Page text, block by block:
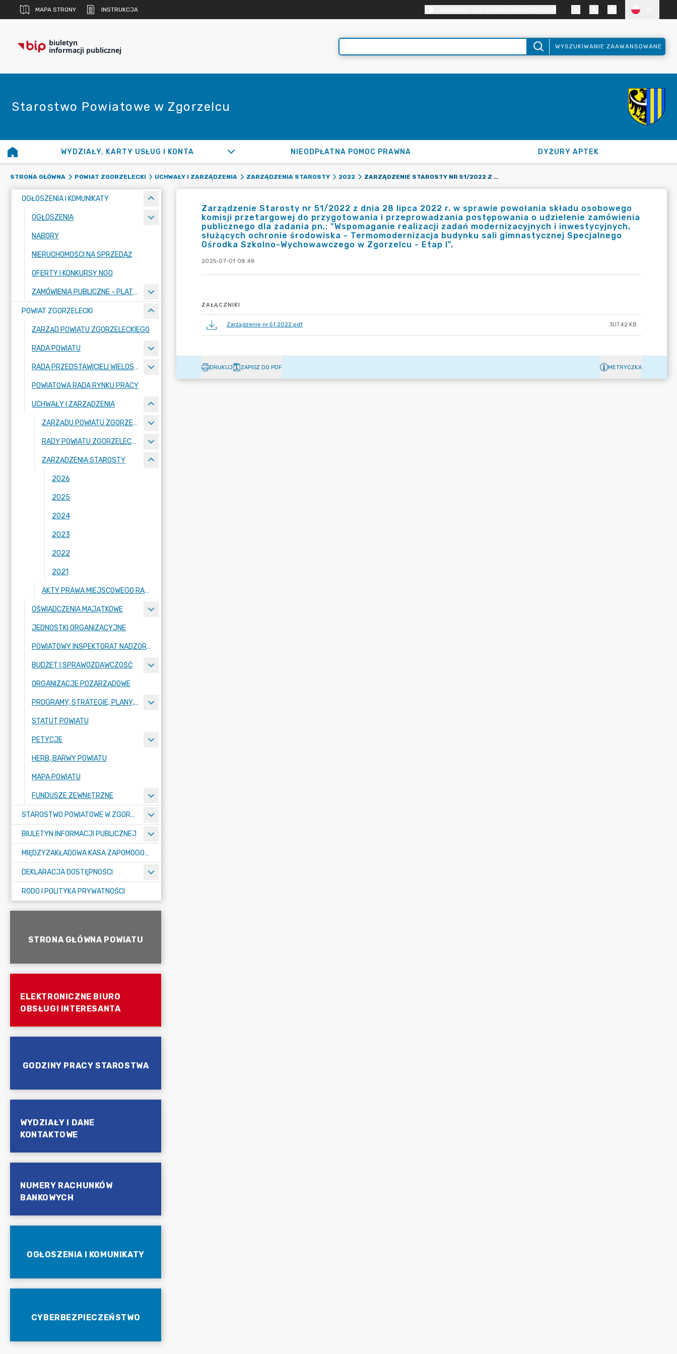
MAPA STRONY INSTRUKCJA
biuletyn
informacji publicznej WYSZUKIWANIE ZAAWANSOWANE
Starostwo Powiatowe w Zgorzelcu
WYDZIAŁY, KARTY USŁUG I KONTA NIEODPŁATNA POMOC PRAWNA DYŻURY APTEK
STRONA GŁÓWNA POWIAT ZGORZELECKI UCHWAŁY I ZARZĄDZENIA ZARZĄDZENIA STAROSTY 2022 ZARZĄDZENIE STAROSTY NR 51/2022 Z DNIA 28 LIPCA 2022 R. W SPRAWIE POWOŁANIA SKŁADU OSOBOWEGO KOMISJI PRZETARGOWEJ DO PRZYGOTOWANIA I PRZEPROWADZANIA POSTĘPOWANIA O UDZIELENIE ZAMÓWIENIA PUBLICZNEGO DLA ZADANIA PN.: "WSPOMAGANIE REALIZACJI ZADAŃ MODERNIZACYJNYCH I INWESTYCYJNYCH, SŁUŻĄCYCH OCHRONIE ŚRODOWISKA - TERMOMODERNIZACJA BUDYNKU SALI GIMNASTYCZNEJ SPECJALNEGO OŚRODKA SZKOLNO-WYCHOWAWCZEGO W ZGORZELCU - ETAP I".
OGŁOSZENIA I KOMUNIKATY
OGŁOSZENIA
NABORY
NIERUCHOMOŚCI NA SPRZEDAŻ
OFERTY I KONKURSY NGO
ZAMÓWIENIA PUBLICZNE - PLATFORMA ZAKUPOWA
POWIAT ZGORZELECKI
ZARZĄD POWIATU ZGORZELECKIEGO
RADA POWIATU
RADA PRZEDSTAWICIELI WIELOSPECJALISTYCZNEGO ZESPOŁU OPIEKI ZDROWOTNEJ "BOLESŁAWIEC-ZGORZELEC" SAMODZIELNEGO PUBLICZNEGO ZAKŁADU OPIEKI ZDROWOTNEJ
POWIATOWA RADA RYNKU PRACY
UCHWAŁY I ZARZĄDZENIA
ZARZĄDU POWIATU ZGORZELECKIEGO
RADY POWIATU ZGORZELECKIEGO
ZARZĄDZENIA STAROSTY
2026
2025
2024
2023
2022
2021
AKTY PRAWA MIEJSCOWEGO RADY POWIATU ZGORZELECKIEGO
OŚWIADCZENIA MAJĄTKOWE
JEDNOSTKI ORGANIZACYJNE
POWIATOWY INSPEKTORAT NADZORU BUDOWLANEGO
BUDŻET I SPRAWOZDAWCZOŚĆ
ORGANIZACJE POZARZĄDOWE
PROGRAMY, STRATEGIE, PLANY, RAPORTY
STATUT POWIATU
PETYCJE
HERB, BARWY POWIATU
MAPA POWIATU
FUNDUSZE ZEWNĘTRZNE
STAROSTWO POWIATOWE W ZGORZELCU
BIULETYN INFORMACJI PUBLICZNEJ
MIĘDZYZAKŁADOWA KASA ZAPOMOGOWO-POŻYCZKOWA
DEKLARACJA DOSTĘPNOŚCI
RODO I POLITYKA PRYWATNOŚCI
STRONA GŁÓWNA POWIATU
ELEKTRONICZNE BIURO
OBSŁUGI INTERESANTA
GODZINY PRACY STAROSTWA
WYDZIAŁY I DANE
KONTAKTOWE
NUMERY RACHUNKÓW
BANKOWYCH
OGŁOSZENIA I KOMUNIKATY
CYBERBEZPIECZEŃSTWO
Zarządzenie Starosty nr 51/2022 z dnia 28 lipca 2022 r. w sprawie powołania składu osobowego
komisji przetargowej do przygotowania i przeprowadzania postępowania o udzielenie zamówienia
publicznego dla zadania pn.: "Wspomaganie realizacji zadań modernizacyjnych i inwestycyjnych,
służących ochronie środowiska - Termomodernizacja budynku sali gimnastycznej Specjalnego
Ośrodka Szkolno-Wychowawczego w Zgorzelcu - Etap I".
2025-07-01 08:48
ZAŁĄCZNIKI
Zarządzenie nr 51 2022.pdf 307.42 KB
DRUKUJ ZAPISZ DO PDF METRYCZKA